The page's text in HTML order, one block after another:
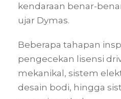
kendaraan benar-
ujar Dymas.
Beberapa tahapan
pengecekan lisensi
mekanikal, sistem
desain bodi, hingga